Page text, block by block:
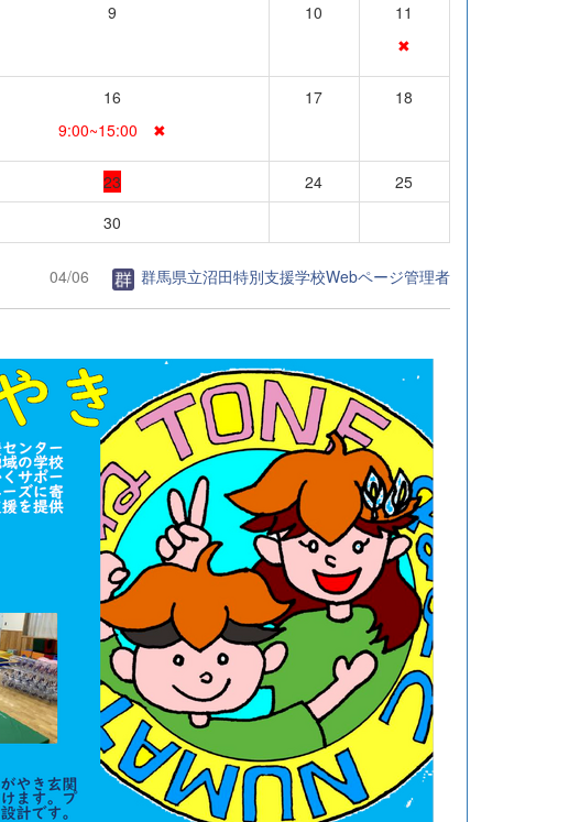
9 10
11
✖
16
9:00~15:00 ✖
17 18
23 24
25
30
04/06 群馬県立沼田特別支援学校Webページ管理者